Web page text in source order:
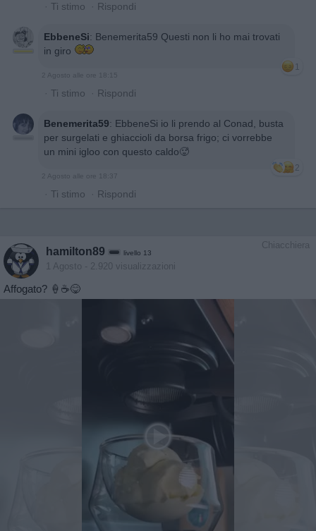
· Ti stimo · Rispondi
EbbeneSi: Benemerita59 Questi non li ho mai trovati
in giro
1
2 Agosto alle ore 18:15
· Ti stimo · Rispondi
Benemerita59: EbbeneSi io li prendo al Conad, busta
per surgelati e ghiaccioli da borsa frigo; ci vorrebbe
un mini igloo con questo caldo🥵
2
2 Agosto alle ore 18:37
· Ti stimo · Rispondi
Chiacchiera
hamilton89 livello 13
1 Agosto - 2.920 visualizzazioni
Affogato? 🍦☕️😋